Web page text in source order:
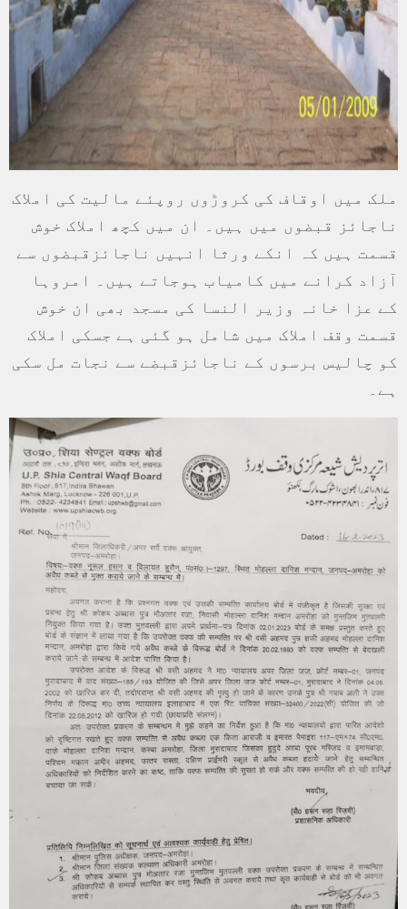
ملک میں اوقاف کی کروڑوں روپئے مالیت کی املاک
ناجائز قبضوں میں ہیں۔ ان میں کچھ املاک خوش
قسمت ہیں کہ انکے ورثا انہیں ناجائزقبضوں سے
آزاد کرانے میں کامیاب ہوجاتے ہیں۔ امروہا
کے عزا خانہ وزیر النسا کی مسجد بھی ان خوش
قسمت وقف املاک میں شامل ہو گئی ہے جسکی املاک
کو چالیس برسوں کے ناجائزقبضے سے نجات مل سکی
ہے۔